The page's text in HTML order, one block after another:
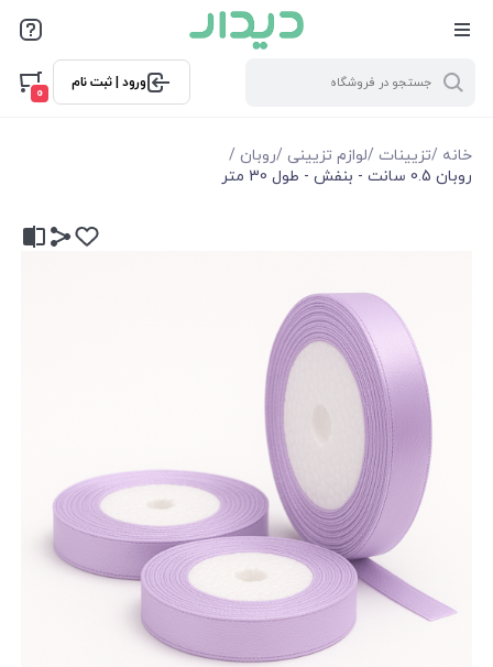
ورود | ثبت نام
0
خانه /تزیینات /لوازم تزیینی /روبان /
روبان 0.5 سانت - بنفش - طول 30 متر